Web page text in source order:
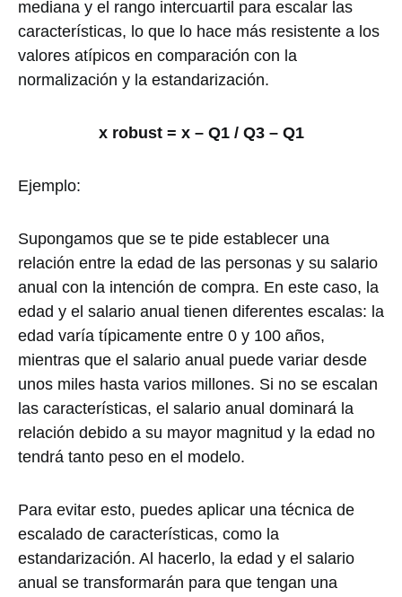
mediana y el rango intercuartil para escalar las
características, lo que lo hace más resistente a los
valores atípicos en comparación con la
normalización y la estandarización.
x robust = x – Q1 / Q3 – Q1
Ejemplo:
Supongamos que se te pide establecer una
relación entre la edad de las personas y su salario
anual con la intención de compra. En este caso, la
edad y el salario anual tienen diferentes escalas: la
edad varía típicamente entre 0 y 100 años,
mientras que el salario anual puede variar desde
unos miles hasta varios millones. Si no se escalan
las características, el salario anual dominará la
relación debido a su mayor magnitud y la edad no
tendrá tanto peso en el modelo.
Para evitar esto, puedes aplicar una técnica de
escalado de características, como la
estandarización. Al hacerlo, la edad y el salario
anual se transformarán para que tengan una